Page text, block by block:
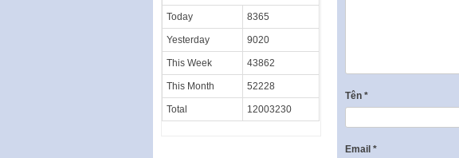
Tên *
Email *
Today 8365
Yesterday 9020
This Week 43862
This Month 52228
Total 12003230